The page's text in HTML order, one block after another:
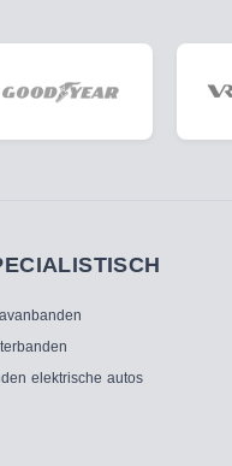
elektrische autos